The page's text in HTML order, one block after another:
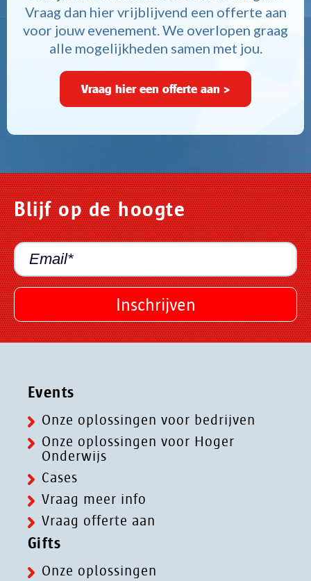
Vraag dan hier vrijblijvend een offerte aan
voor jouw evenement. We overlopen graag
alle mogelijkheden samen met jou.
Vraag hier een offerte aan >
Blijf op de hoogte
Events
Onze oplossingen voor bedrijven
Onze oplossingen voor Hoger
Onderwijs
Cases
Vraag meer info
Vraag offerte aan
Gifts
Onze oplossingen